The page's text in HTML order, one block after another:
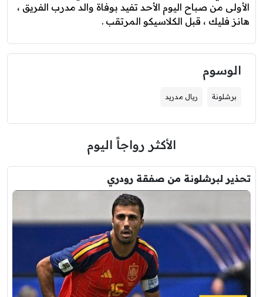
الأولى من صباح اليوم الأحد تفيد بوفاة والد مدرب الفريق ،
هانز فليك ، قبل الكلاسيكو المرتقب .
الوسوم
برشلونة ريال مدريد
الأكثر رواجاً اليوم
تحذير لبرشلونة من صفقة رودري